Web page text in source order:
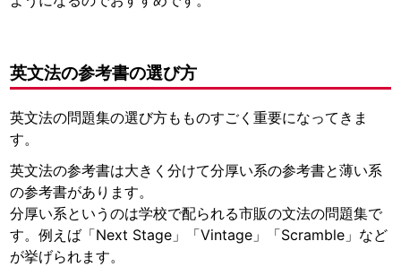
英文法の参考書の選び方
英文法の問題集の選び方もものすごく重要になってきま
す。
英文法の参考書は大きく分けて分厚い系の参考書と薄い系
の参考書があります。
分厚い系というのは学校で配られる市販の文法の問題集で
す。例えば「Next Stage」「Vintage」「Scramble」など
が挙げられます。